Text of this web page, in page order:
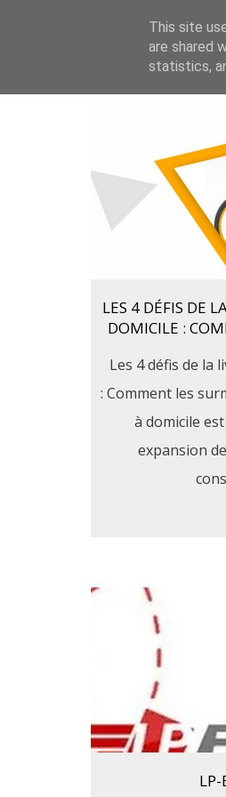
LES 4 DÉFIS DE
DOMICILE :
Les 4 défis de la
: Comment les
à domicile
expansion
LP-
This site
are shared
statistics,